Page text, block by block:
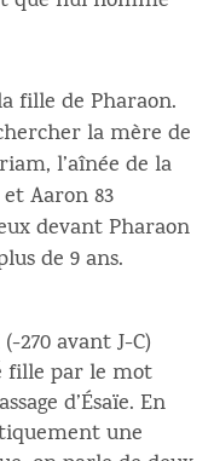
fille de Pharaon.
la mère de
l’aînée de la
Aaron 83
devant Pharaon
de 9 ans.
(-270 avant J-C)
fille par le mot
d’Ésaïe. En
une